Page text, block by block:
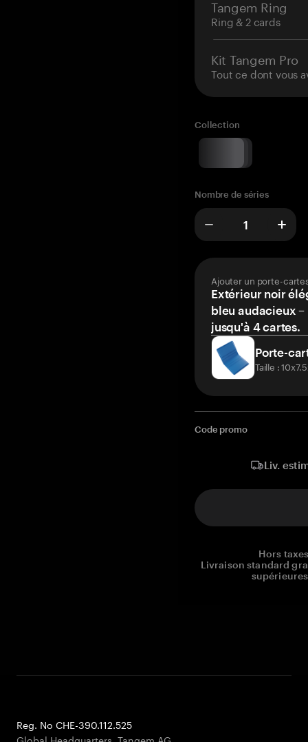
Tangem Ring
Ring & 2 cards
Kit Tangem Pro
Tout ce dont vous
Collection
Nombre de séries
Ajouter un porte-
Extérieur noir
bleu audacieux
jusqu'à 4 cartes.
Porte-
Taille :
Code promo
Liv.
Hors
Livraison standard
Reg. No CHE-390.112.525